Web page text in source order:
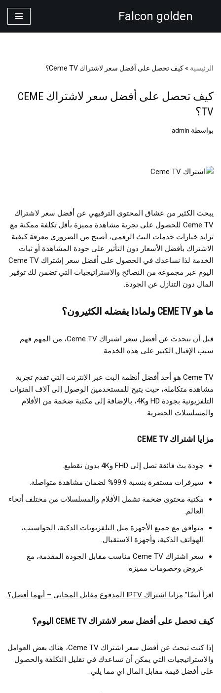
Falcon golden
الرئيسية »كيف تحصل على أفضل سعر لاشتراك Ceme TV؟
كيف تحصل على أفضل سعر لاشتراك CEME
TV؟
بواسطة admin
يبحث الكثير من عشاق المحتوى الترفيهي عن أفضل سعر لاشتراك
Ceme TV للحصول على تجربة مشاهدة مميزة بأقل تكلفة ممكنة مع
تزايد خيارات خدمات البث الرقمي، أصبح من الضروري معرفة كيفية
الاشتراك بأفضل الأسعار دون التأثير على جودة المشاهدة أو ثبات
الخدمة لذا نساعدك في الحصول على أفضل سعر إشتراك Ceme TV
اليوم عبر مجموعة من النصائح والاستراتيجيات التي تضمن لك توفير
المال دون التنازل عن الجودة.
ما هو CEME TV ولماذا يفضله الكثيرون؟
قبل أن نتحدث عن أفضل سعر اشتراك Ceme TV، من المهم فهم
سبب الإقبال الكبير على هذه الخدمة.
Ceme TV هو أحد أفضل أنظمة البث عبر الإنترنت التي تقدم تجربة
مشاهدة متكاملة، حيث يتيح للمستخدمين الوصول إلى آلاف القنوات
التلفزيونية بجودة HD و4K، بالإضافة إلى مكتبة ضخمة من الأفلام
والمسلسلات الحصرية.
مزايا اشتراك CEME TV
جودة بث فائقة تصل إلى FHD و4K بدون تقطيع.
سيرفرات مستقرة بنسبة 99.9% لضمان مشاهدة متواصلة.
مكتبة محتوى ضخمة تشمل الأفلام والمسلسلات من مختلف أنحاء
العالم.
متوافق مع جميع الأجهزة مثل التلفزيونات الذكية، الحواسيب،
الهواتف الذكية، وأجهزة الاستقبال.
سعر اشتراك Ceme TV مناسب مقابل الجودة المقدمة، مع
عروض وخصومات مميزة.
اقرأ أيضًا” مزايا اشتراك IPTV المدفوع مقابل المجاني – أيهما أفضل؟
كيف تحصل على أفضل سعر لاشتراك CEME TV اليوم؟
إذا كنت تبحث عن أفضل سعر اشتراك Ceme TV، هناك بعض العوامل
والاستراتيجيات التي يمكن أن تساعدك في تقليل التكلفة والحصول
على أفضل قيمة مقابل المال اي مما يلي.